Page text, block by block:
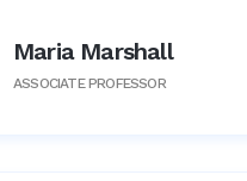
Maria Marshall
ASSOCIATE PROFESSOR